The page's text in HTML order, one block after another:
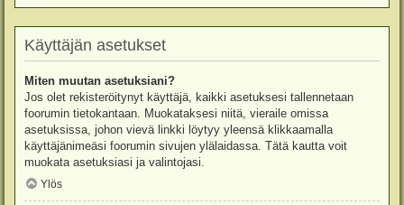
Käyttäjän asetukset
Miten muutan asetuksiani?
Jos olet rekisteröitynyt käyttäjä, kaikki asetuksesi tallennetaan
foorumin tietokantaan. Muokataksesi niitä, vieraile omissa
asetuksissa, johon vievä linkki löytyy yleensä klikkaamalla
käyttäjänimeäsi foorumin sivujen ylälaidassa. Tätä kautta voit
muokata asetuksiasi ja valintojasi.
Ylös